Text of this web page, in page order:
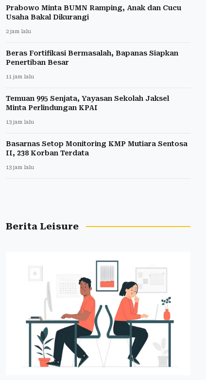
Prabowo Minta BUMN Ramping, Anak dan Cucu
Usaha Bakal Dikurangi
2 jam lalu
Beras Fortifikasi Bermasalah, Bapanas Siapkan
Penertiban Besar
11 jam lalu
Temuan 995 Senjata, Yayasan Sekolah Jaksel
Minta Perlindungan KPAI
13 jam lalu
Basarnas Setop Monitoring KMP Mutiara Sentosa
II, 238 Korban Terdata
13 jam lalu
Berita Leisure